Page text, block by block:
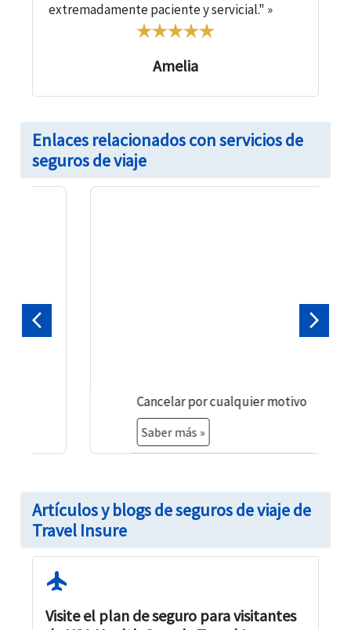
extremadamente paciente y servicial." »
Amelia
Enlaces relacionados con servicios de
seguros de viaje
Cancelar por cualquier motivo
Saber más »
Previa
Artículos y blogs de seguros de viaje de
Travel Insure
flight
Visite el plan de seguro para visitantes